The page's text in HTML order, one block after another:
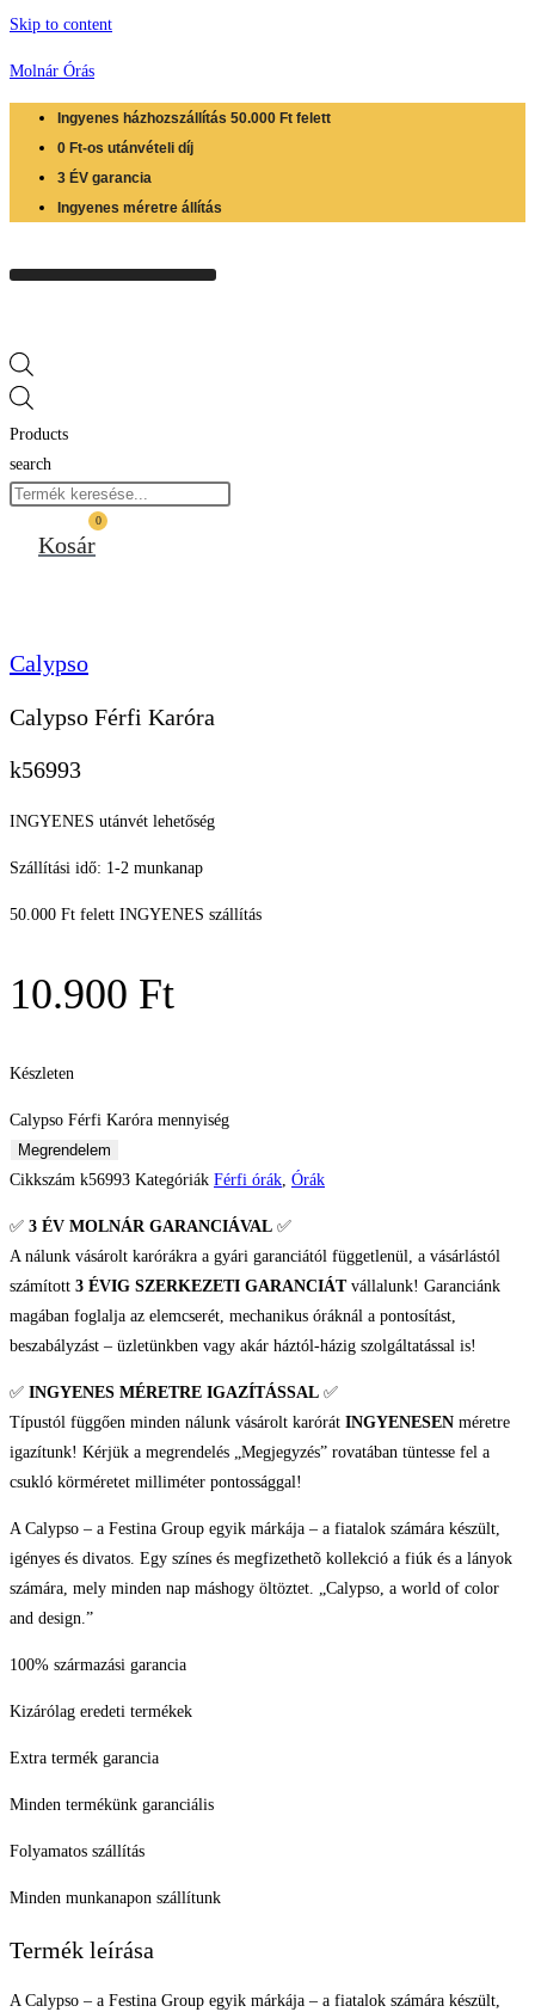
Skip to content
Molnár Órás
Ingyenes házhozszállítás 50.000 Ft felett
0 Ft-os utánvételi díj
3 ÉV garancia
Ingyenes méretre állítás
Products
search
0
Kosár
Calypso
Calypso Férfi Karóra
k56993
INGYENES utánvét lehetőség
Szállítási idő: 1-2 munkanap
50.000 Ft felett INGYENES szállítás
10.900 Ft
Készleten
Calypso Férfi Karóra mennyiség
Megrendelem
Cikkszám k56993 Kategóriák Férfi órák, Órák
✅ 3 ÉV MOLNÁR GARANCIÁVAL ✅
A nálunk vásárolt karórákra a gyári garanciától függetlenül, a vásárlástól
számított 3 ÉVIG SZERKEZETI GARANCIÁTvállalunk! Garanciánk
magában foglalja az elemcserét, mechanikus óráknál a pontosítást,
beszabályzást – üzletünkben vagy akár háztól-házig szolgáltatással is!
✅ INGYENES MÉRETRE IGAZÍTÁSSAL ✅
Típustól függően minden nálunk vásárolt karórát INGYENESEN méretre
igazítunk! Kérjük a megrendelés „Megjegyzés” rovatában tüntesse fel a
csukló körméretet milliméter pontossággal!
A Calypso – a Festina Group egyik márkája – a fiatalok számára készült,
igényes és divatos. Egy színes és megfizethetõ kollekció a fiúk és a lányok
számára, mely minden nap máshogy öltöztet. „Calypso, a world of color
and design.”
100% származási garancia
Kizárólag eredeti termékek
Extra termék garancia
Minden termékünk garanciális
Folyamatos szállítás
Minden munkanapon szállítunk
Termék leírása
A Calypso – a Festina Group egyik márkája – a fiatalok számára készült,